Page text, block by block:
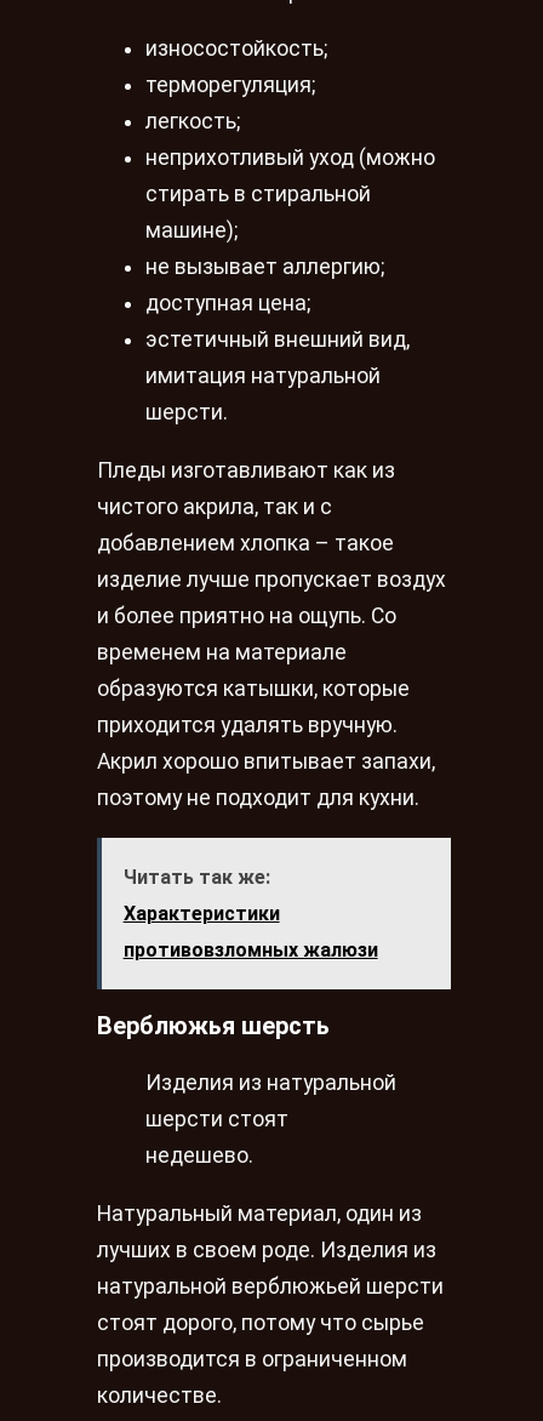
износостойкость;
терморегуляция;
легкость;
неприхотливый уход (можно
стирать в стиральной
машине);
не вызывает аллергию;
доступная цена;
эстетичный внешний вид,
имитация натуральной
шерсти.
Пледы изготавливают как из
чистого акрила, так и с
добавлением хлопка – такое
изделие лучше пропускает воздух
и более приятно на ощупь. Со
временем на материале
образуются катышки, которые
приходится удалять вручную.
Акрил хорошо впитывает запахи,
поэтому не подходит для кухни.
Читать так же:
Характеристики
противовзломных жалюзи
Верблюжья шерсть
Изделия из натуральной
шерсти стоят
недешево.
Натуральный материал, один из
лучших в своем роде. Изделия из
натуральной верблюжьей шерсти
стоят дорого, потому что сырье
производится в ограниченном
количестве.